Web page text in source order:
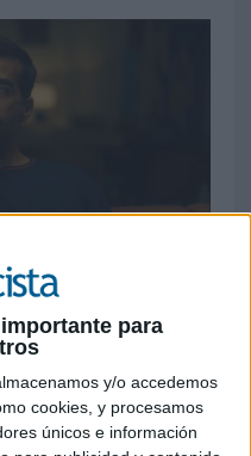
para
y/o accedemos
cookies, y procesamos
únicos e información